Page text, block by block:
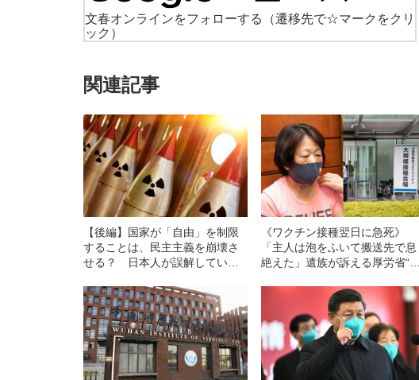
文春オンラインをフォローする
（遷移先で☆マークをクリ
ック）
関連記事
【後編】国家が「自由」を制限
することは、民主主義を崩壊さ
せる？ 日本人が誤解している
《ワクチン接種翌日に急死》
「主人は泡をふいて搬送先で息
絶えた」遺族が訴える厚労省“副